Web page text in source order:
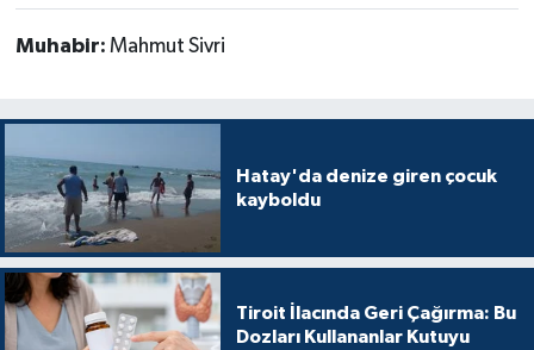
Muhabir: Mahmut Sivri
Hatay'da denize giren çocuk
kayboldu
Tiroit İlacında Geri Çağırma: Bu
Dozları Kullananlar Kutuyu